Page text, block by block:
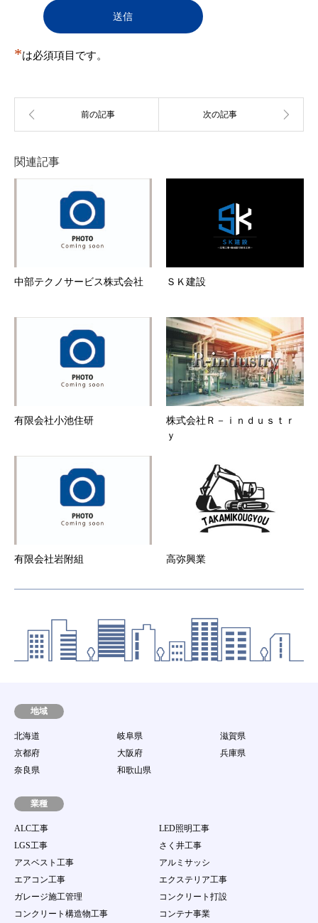
判明した場合も承認を取り消すことがある。
登録申込をした自然人・法人・団体・組織等が
（２）登録申込の際の申告事項に、虚偽の記載、誤
れがあると事務局が判断する場合
（４）
反社会的活動を行う団体もしくはこれらと関連
行った者
（６）その他事務局が会員とすることを不適当と判断
した場合
第5条 会員情報の変更
会員は、登録情報（住所・電話番号等）に変更が
あった場合、速やかに当社所定の方法により、変
更事項を当社に通知しするものとします。
前項の届出がなかったことで会員が不利益を被っ
たとしても、当社は一切その責任を負いません。
生じた損害について、事務局はいずれに対しても
一切責任を負いません。
第6条 会員登録の抹消
会員が登録抹消・途中解約する場合は、所定の方
法にて事務局に直ちに届け出ることとします。
本サービスの会員資格は一法人又は一個人専属の
３．退会した会員の会員情報、当会社が当該会員の退
会の届出を受理した後、速やかに削除するものと
第7条 当社からの通知
当社は、本サービスのウェブサイト上での掲示や
電子メールの送付、その他当社が適当と判断する
方法により、会員に対し、随時必要な事項を通知
します。また、会員は本サービスウェブサイトに
知を受けることを承諾したものとします。当社か
らの電子メールによる通知を解除する場合は、ウ
ェブサイト上で行った場合はウェブサイト上に掲
示した時点で、また電子メールで行った場合は電
子メールを発送した時点より効力を発するものと
します。
（パソコン等の端末機器、ソフトウェア及び通信回
ないとともに、接続環境整備のための助言、サポー
ト行為を行う責任を持たないものとします。
第9条 譲渡禁止
させたり、売買、名義変更、質権の設定その他の担
保に供する等の行為はできないものとします。
第10条 ユーザーID及びパスワードの管理
１．会員は、自己のID及び会員自身で登録するパス
ワードの使用および管理について一切の責任を持
つものとします。
ワードを第三者に利用させたり、貸与、譲渡、名
義変更、売買等をしてはならない。
*は必須項目です。
関連記事
中部テクノサービス株式会社 ＳＫ建設
有限会社小池住研
株式会社Ｒ－ｉｎｄｕｓｔｒ
ｙ
有限会社岩附組 高弥興業
地域
北海道 岐阜県
滋賀県
京都府
大阪府
兵庫県
奈良県
和歌山県
業種
ALC工事
LED照明工事
LGS工事
さく井工事
アスベスト工事
アルミサッシ
エアコン工事
エクステリア工事
ガレージ施工管理
コンクリート打設
コンクリート構造物工事
コンテナ事業